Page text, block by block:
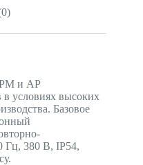
и АР
в условиях высоких
Базовое
Гц, 380 В, IP54,